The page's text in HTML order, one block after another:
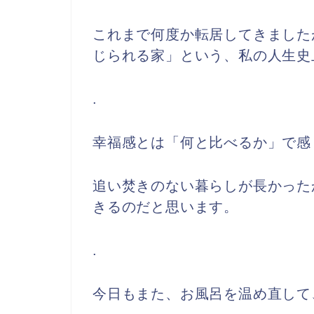
これまで何度か転居してきまし
じられる家」という、私の人生
.
幸福感とは「何と比べるか」で
追い焚きのない暮らしが長かっ
きるのだと思います。
.
今日もまた、お風呂を温め直し